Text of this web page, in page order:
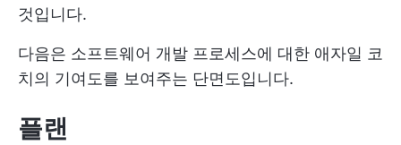
것입니다.
다음은 소프트웨어 개발 프로세스에 대한 애자일 코
치의 기여도를 보여주는 단면도입니다.
플랜